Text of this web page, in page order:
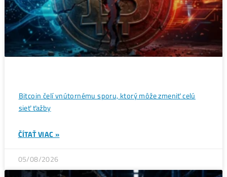
Wall Street sa potichu vracia na krypto trh: Tieto dáta
ukazujú silný útok na 80 000 $
ČÍTAŤ VIAC »